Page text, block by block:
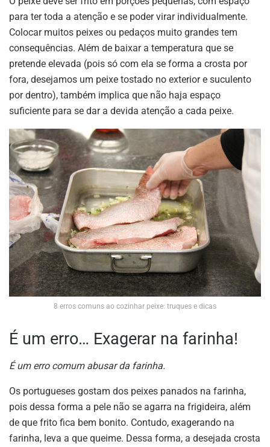
para ter toda a atenção e se poder virar individualmente.
Colocar muitos peixes ou pedaços muito grandes tem
consequências. Além de baixar a temperatura que se
pretende elevada (pois só com ela se forma a crosta por
fora, desejamos um peixe tostado no exterior e suculento
por dentro), também implica que não haja espaço
suficiente para se dar a devida atenção a cada peixe.
8 erros comuns ao cozinhar peixe: truques e dicas
É um erro… Exagerar na farinha!
É um erro comum abusar da farinha.
Os portugueses gostam dos peixes panados na farinha,
pois dessa forma a pele não se agarra na frigideira, além
de que frito fica bem bonito. Contudo, exagerando na
farinha, leva a que queime. Dessa forma, a desejada crosta